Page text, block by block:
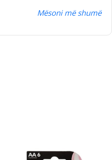
Mësoni më shumë